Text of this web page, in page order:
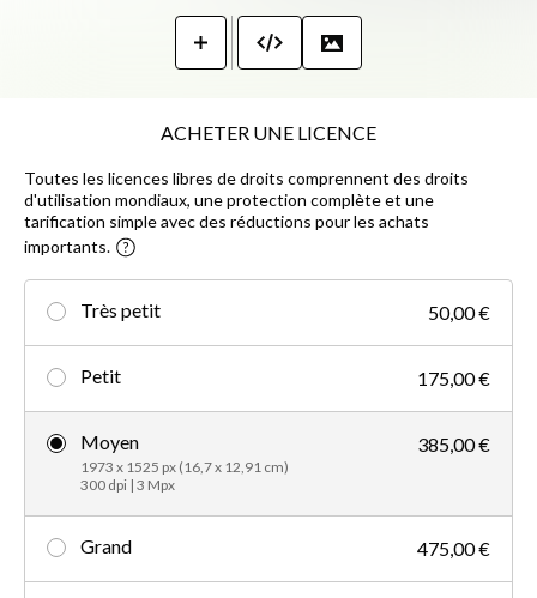
ACHETER UNE LICENCE
Toutes les licences libres de droits comprennent des droits
d'utilisation mondiaux, une protection complète et une
tarification simple avec des réductions pour les achats
importants.
Très petit 50,00 €
Petit 175,00 €
Moyen
1973 x 1525 px (16,7 x 12,91 cm)
300 dpi | 3 Mpx
385,00 €
Grand 475,00 €